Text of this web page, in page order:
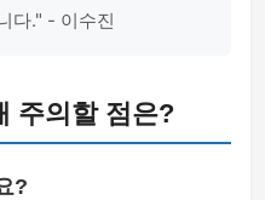
다." - 이수진
주의할 점은?
?